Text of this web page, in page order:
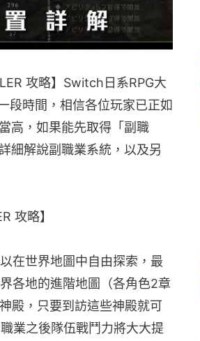
攻略】Switch日系RPG大
時間，相信各位玩家已正如
高，如果能先取得「副職
細解說副職業系統，以及另
攻略】
在世界地圖中自由探索，最
各地的進階地圖（各角色2章
殿，只要到訪這些神殿就可
業之後隊伍戰鬥力將大大提